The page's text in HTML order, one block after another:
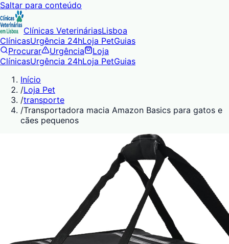
Saltar para conteúdo
Clínicas VeterináriasLisboa
ClínicasUrgência 24hLoja PetGuias
Procurar
Urgência
Loja
ClínicasUrgência 24hLoja PetGuias
Início
/Loja Pet
/transporte
/Transportadora macia Amazon Basics para gatos e
cães pequenos